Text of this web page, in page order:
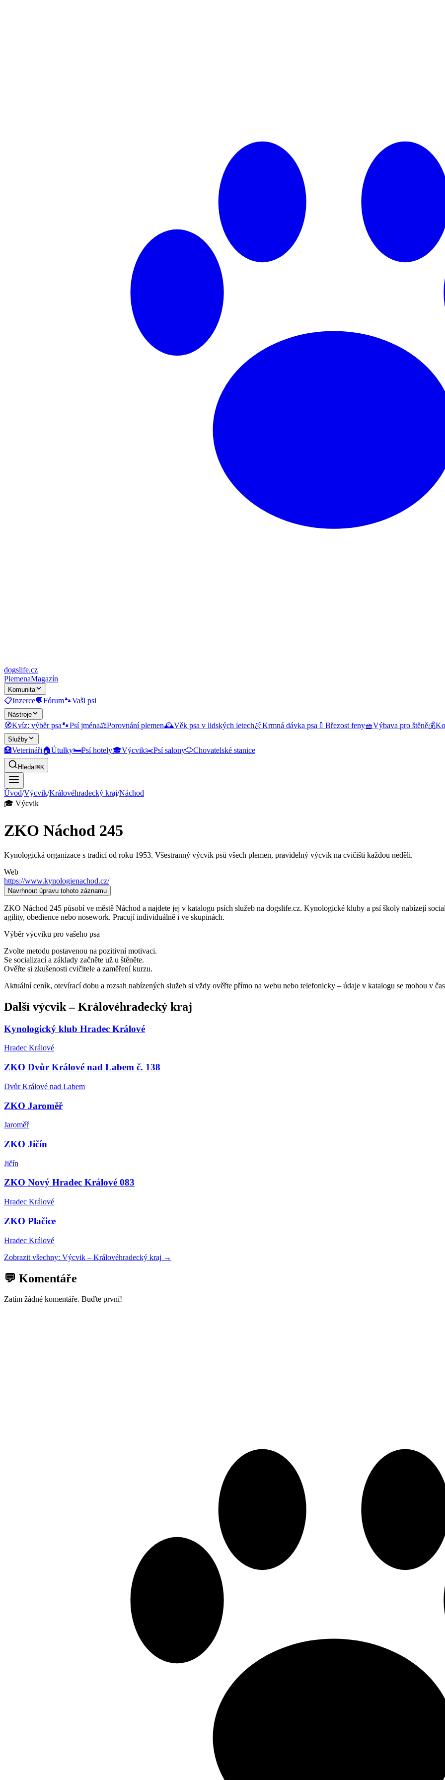
dogslife.cz
PlemenaMagazín
Komunita
📋Inzerce💬Fórum🐾Vaši psi
Nástroje
🧭Kvíz: výběr psa🐾Psí jména⚖️Porovnání plemen🕰️Věk psa v lidských letech🍖Krmná dávka psa 🍼 Březost feny🧺Výbava pro štěně💰
Služby
🏥Veterináři🏠Útulky🛏️Psí hotely🎓Výcvik✂️Psí salony🐶Chovatelské stanice
Hledat⌘K
Úvod/Výcvik/Královéhradecký kraj/Náchod
🎓 Výcvik
ZKO Náchod 245
Kynologická organizace s tradicí od roku 1953. Všestranný výcvik psů všech plemen, pravidelný výcvik na cvičišti každou neděli.
Web
https://www.kynologienachod.cz/
Navrhnout úpravu tohoto záznamu
ZKO Náchod 245 působí ve městě Náchod a najdete jej v katalogu psích služeb na dogslife.cz. Kynologické kluby a psí školy nabízejí
agility, obedience nebo nosework. Pracují individuálně i ve skupinách.
Výběr výcviku pro vašeho psa
Zvolte metodu postavenou na pozitivní motivaci.
Se socializací a základy začněte už u štěněte.
Ověřte si zkušenosti cvičitele a zaměření kurzu.
Aktuální ceník, otevírací dobu a rozsah nabízených služeb si vždy ověřte přímo na webu nebo telefonicky – údaje v katalogu se mohou v
Další výcvik–Královéhradecký kraj
Kynologický klub Hradec Králové
Hradec Králové
ZKO Dvůr Králové nad Labem č. 138
Dvůr Králové nad Labem
ZKO Jaroměř
Jaroměř
ZKO Jičín
Jičín
ZKO Nový Hradec Králové 083
Hradec Králové
ZKO Plačice
Hradec Králové
Zobrazit všechny: Výcvik – Královéhradecký kraj →
💬 Komentáře
Zatím žádné komentáře. Buďte první!